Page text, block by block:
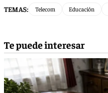
TEMAS: Telecom Educación